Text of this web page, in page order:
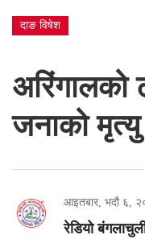
दाङ विषेश
अरिंगालको
जनाको मृत्यु
आइतबार, भदौ ६,
रेडियो